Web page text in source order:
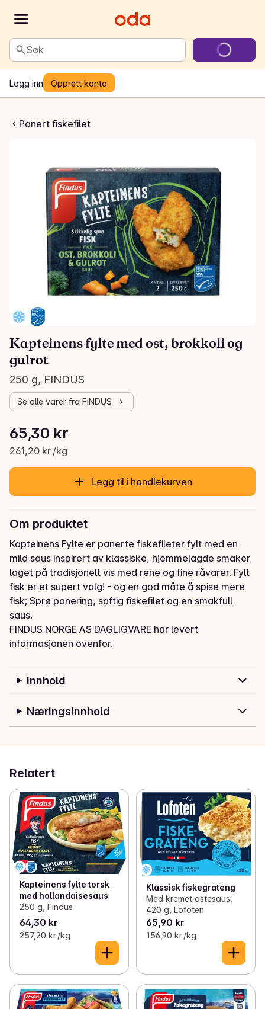
Søk
Logg inn Opprett konto
Panert fiskefilet
ost, brokkoli og gulrot
Kapteinens fylte med ost, brokkoli og
gulrot
250 g, FINDUS
Se alle varer fra FINDUS
Gjeldende pris er: 65,30 kr
65,30 kr
261,20 kr /kg
Stykkpris: 261,20 kr /kg
Legg til i handlekurven
Om produktet
Kapteinens Fylte er panerte fiskefileter fylt med en
mild saus inspirert av klassiske, hjemmelagde smaker
laget på tradisjonelt vis med rene og fine råvarer. Fylt
fisk er et supert valg! - og en god måte å spise mere
fisk; Sprø panering, saftig fiskefilet og en smakfull
saus.
FINDUS NORGE AS DAGLIGVARE har levert
informasjonen ovenfor.
Innhold
Næringsinnhold
Relatert
Kapteinens fylte torsk
med hollandaisesaus
250 g, Findus
64,30 kr
257,20 kr /kg
Klassisk fiskegrateng
Med kremet ostesaus,
420 g, Lofoten
65,90 kr
156,90 kr /kg